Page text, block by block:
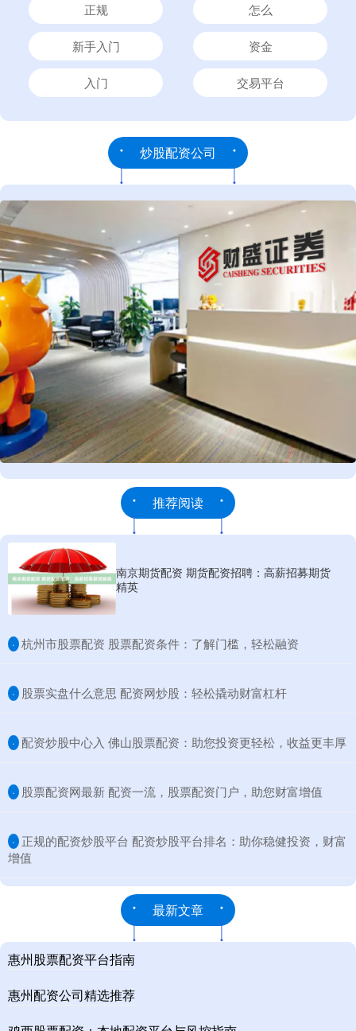
正规 怎么
新手入门 资金
入门 交易平台
炒股配资公司
推荐阅读
南京期货配资 期货配资招聘：高薪招募期货
精英
· ​杭州市股票配资 股票配资条件：了解门槛，轻松融资
· ​股票实盘什么意思 配资网炒股：轻松撬动财富杠杆
· ​配资炒股中心入 佛山股票配资：助您投资更轻松，收益更丰厚
· ​股票配资网最新 配资一流，股票配资门户，助您财富增值
· ​正规的配资炒股平台 配资炒股平台排名：助你稳健投资，财富
增值
最新文章
惠州股票配资平台指南
惠州配资公司精选推荐